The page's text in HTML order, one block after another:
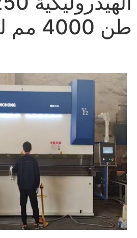
طن 4000 مم للبيع